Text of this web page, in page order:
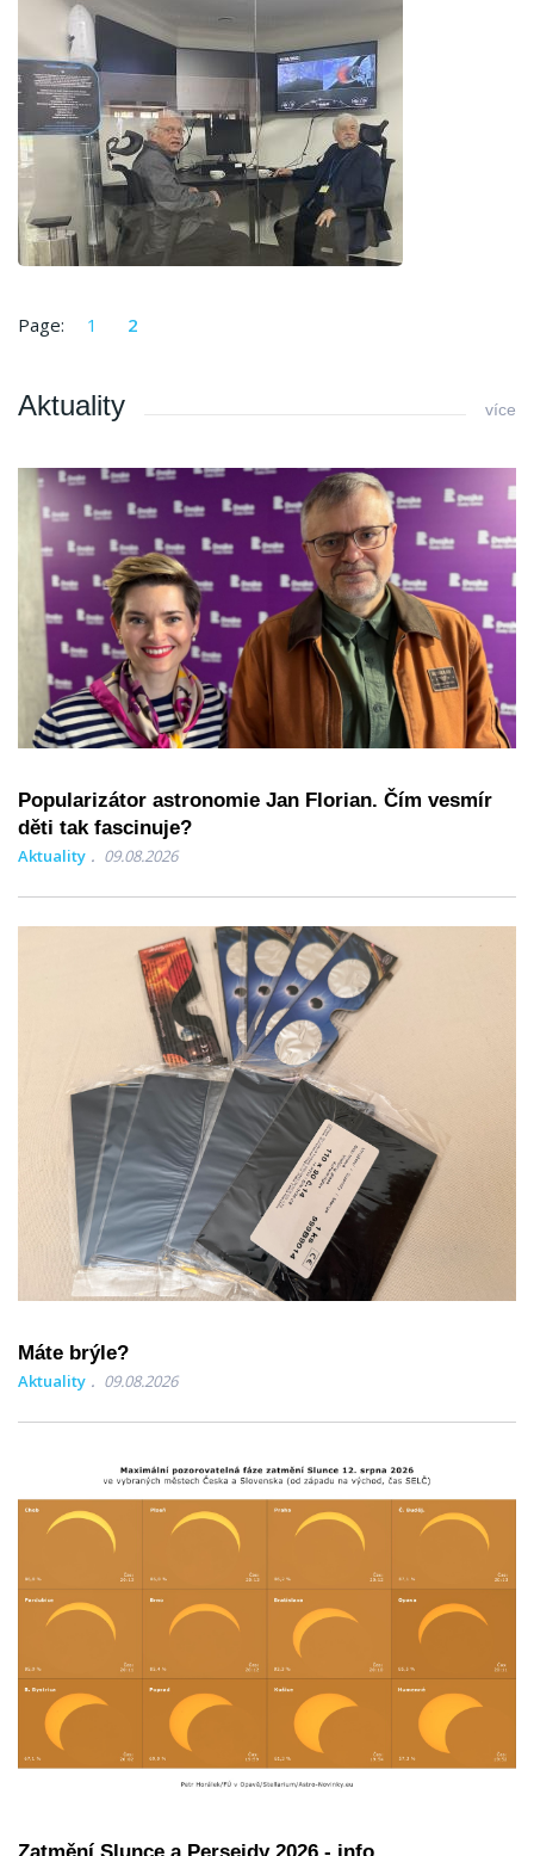
Page: 1 2
Aktuality více
Popularizátor astronomie Jan Florian. Čím vesmír
děti tak fascinuje?
Aktuality 09.08.2026
Máte brýle?
Aktuality 09.08.2026